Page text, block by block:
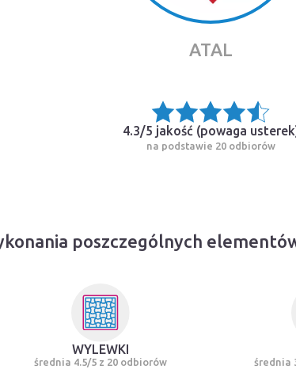
ATAL
4.3/5 jakość (powaga usterek
na podstawie 20 odbiorów
poszczególnych
WYLEWKI
średnia 4.5/5 z 20 odbiorów średnia